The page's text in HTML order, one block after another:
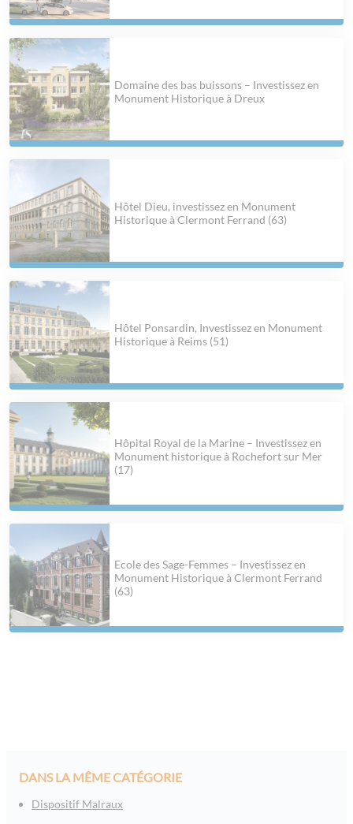
Domaine des bas buissons – Investissez en
Monument Historique à Dreux
Hôtel Dieu, investissez en Monument
Historique à Clermont Ferrand (63)
Hôtel Ponsardin, Investissez en Monument
Historique à Reims (51)
Hôpital Royal de la Marine – Investissez en
Monument historique à Rochefort sur Mer
(17)
Ecole des Sage-Femmes – Investissez en
Monument Historique à Clermont Ferrand
(63)
DANS LA MÊME CATÉGORIE
Dispositif Malraux